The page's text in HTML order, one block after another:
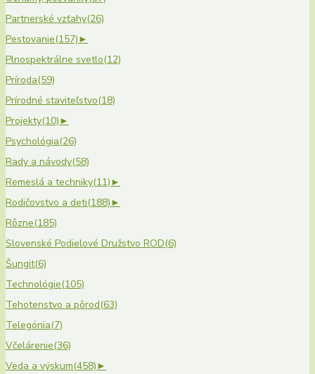
Partnerské vzťahy(26)
Pestovanie(157)►
Plnospektrálne svetlo(12)
Príroda(59)
Prírodné staviteľstvo(18)
Projekty(10)►
Psychológia(26)
Rady a návody(58)
Remeslá a techniky(11)►
Rodičovstvo a deti(188)►
Rôzne(185)
Slovenské Podielové Družstvo ROD(6)
Šungit(6)
Technológie(105)
Tehotenstvo a pôrod(63)
Telegónia(7)
Včelárenie(36)
Veda a výskum(458)►